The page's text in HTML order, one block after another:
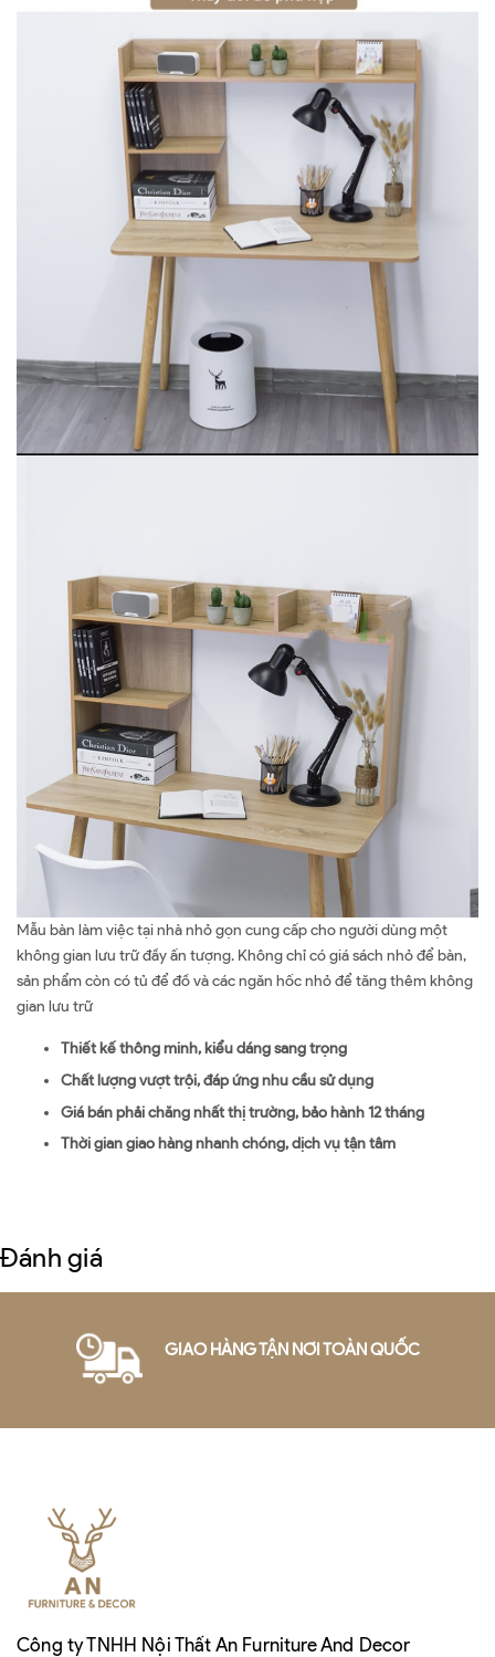
Mẫu bàn làm việc tại nhà nhỏ gọn cung cấp cho người dùng một
không gian lưu trữ đầy ấn tượng. Không chỉ có giá sách nhỏ để bàn,
sản phẩm còn có tủ để đồ và các ngăn hốc nhỏ để tăng thêm không
gian lưu trữ
Thiết kế thông minh, kiểu dáng sang trọng
Chất lượng vượt trội, đáp ứng nhu cầu sử dụng
Giá bán phải chăng nhất thị trường, bảo hành 12 tháng
Thời gian giao hàng nhanh chóng, dịch vụ tận tâm
Đánh giá
GIAO HÀNG TẬN NƠI TOÀN QUỐC
Công ty TNHH Nội Thất An Furniture And Decor